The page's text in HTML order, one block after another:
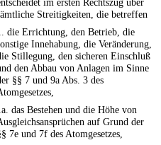
im ersten Rechtszug über
Streitigkeiten, die betreffen
die Errichtung, den Betrieb, die
Innehabung, die Veränderung,
Stillegung, den sicheren Einschluß
den Abbau von Anlagen im Sinne
§§ 7 und 9a Abs. 3 des
das Bestehen und die Höhe von
auf Grund der
7e und 7f des Atomgesetzes,